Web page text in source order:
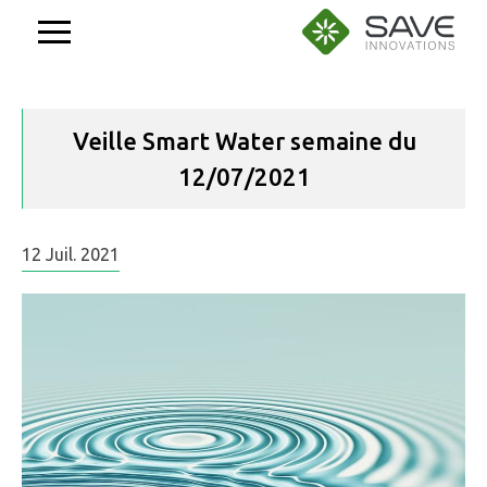
Veille Smart Water semaine du
12/07/2021
12 Juil. 2021